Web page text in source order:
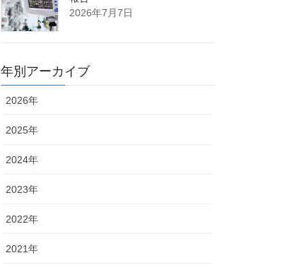
2026年7月7日
年別アーカイブ
2026年
2025年
2024年
2023年
2022年
2021年